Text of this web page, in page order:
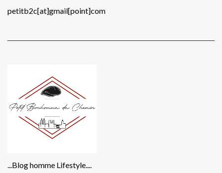
petitb2c[at]gmail[point]com
...Blog homme Lifestyle....